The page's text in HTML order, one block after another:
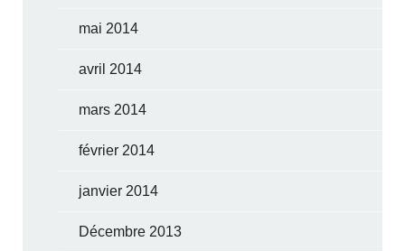
mai 2014
avril 2014
mars 2014
février 2014
janvier 2014
Décembre 2013